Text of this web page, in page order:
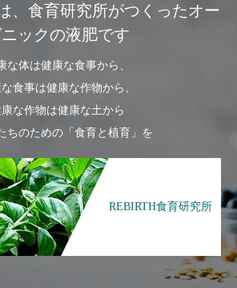
、食育研究所がつくったオー
ックの液肥です
な体は健康な食事から、
食事は健康な作物から、
な作物は健康な土から
ちのための「食育と植育」を
REBIRTH食育研究所